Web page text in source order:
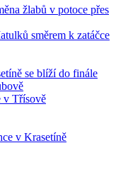
žlabů v potoce přes
směrem k zatáčce
se blíží do finále
v Třísově
v Krasetíně